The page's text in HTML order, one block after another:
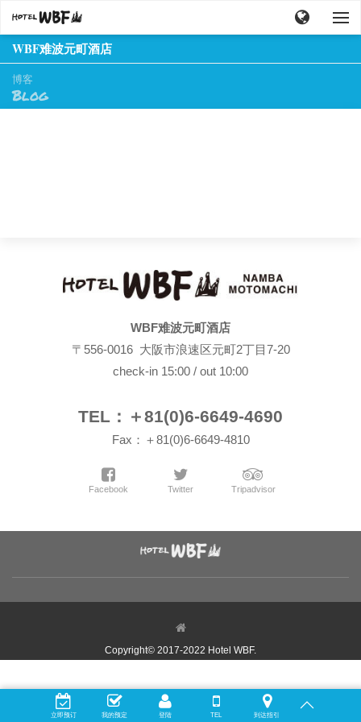
WBF难波元町酒店
博客
Blog
WBF难波元町酒店
〒556-0016 大阪市浪速区元町2丁目7-20
check-in 15:00 / out 10:00
TEL：＋81(0)6-6649-4690
Fax：＋81(0)6-6649-4810
Facebook Twitter Tripadvisor
立即预订 我的预定 登陆 TEL 到达指引
Copyright© 2017-2022 Hotel WBF.